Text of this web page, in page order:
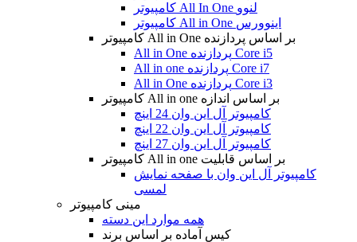
کامپیوتر All In One لنوو
کامپیوتر All in One اینوورس
کامپیوتر All in One بر اساس پردازنده
All in One پردازنده Core i5
All in one پردازنده Core i7
All in One پردازنده Core i3
کامپیوتر All in one بر اساس اندازه
کامپیوتر آل این وان 24 اینچ
کامپیوتر آل این وان 22 اینچ
کامپیوتر آل این وان 27 اینچ
کامپیوتر All in one بر اساس قابلیت
کامپیوتر آل این وان با صفحه نمایش
لمسی
مینی کامپیوتر
همه موارد این دسته
کیس آماده بر اساس برند